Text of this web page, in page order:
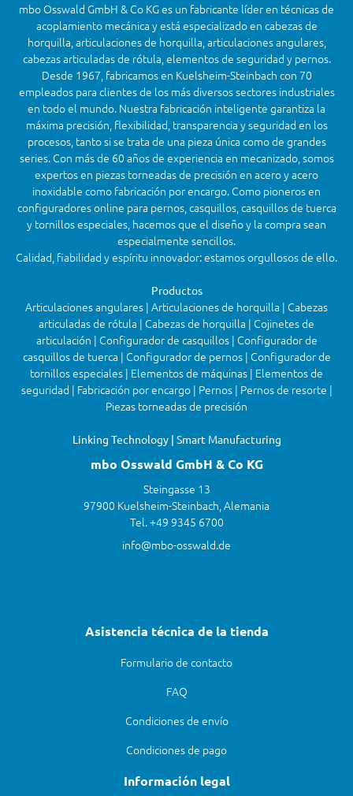
mbo Osswald GmbH & Co KG es un fabricante líder en técnicas de
acoplamiento mecánica y está especializado en cabezas de
horquilla, articulaciones de horquilla, articulaciones angulares,
cabezas articuladas de rótula, elementos de seguridad y pernos.
Desde 1967, fabricamos en Kuelsheim-Steinbach con 70
empleados para clientes de los más diversos sectores industriales
en todo el mundo. Nuestra fabricación inteligente garantiza la
máxima precisión, flexibilidad, transparencia y seguridad en los
procesos, tanto si se trata de una pieza única como de grandes
series. Con más de 60 años de experiencia en mecanizado, somos
expertos en piezas torneadas de precisión en acero y acero
inoxidable como fabricación por encargo. Como pioneros en
configuradores online para pernos, casquillos, casquillos de tuerca
y tornillos especiales, hacemos que el diseño y la compra sean
especialmente sencillos.
Calidad, fiabilidad y espíritu innovador: estamos orgullosos de ello.
Productos
Articulaciones angulares | Articulaciones de horquilla | Cabezas
articuladas de rótula | Cabezas de horquilla | Cojinetes de
articulación | Configurador de casquillos | Configurador de
casquillos de tuerca | Configurador de pernos | Configurador de
tornillos especiales | Elementos de máquinas | Elementos de
seguridad | Fabricación por encargo | Pernos | Pernos de resorte |
Piezas torneadas de precisión
Linking Technology | Smart Manufacturing
mbo Osswald GmbH & Co KG
Steingasse 13
97900 Kuelsheim-Steinbach, Alemania
Tel. +49 9345 6700
info@mbo-osswald.de
Asistencia técnica de la tienda
Formulario de contacto
FAQ
Condiciones de envío
Condiciones de pago
Información legal